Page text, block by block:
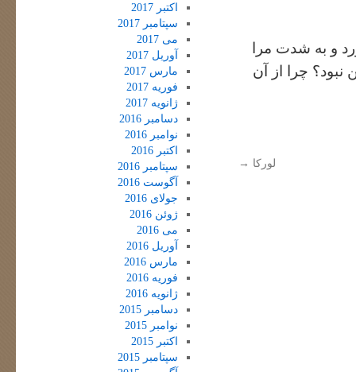
و به شدت مرا
چرا از آن
لورکا →
اکتبر 2017
سپتامبر 2017
می 2017
آوریل 2017
مارس 2017
فوریه 2017
ژانویه 2017
دسامبر 2016
نوامبر 2016
اکتبر 2016
سپتامبر 2016
آگوست 2016
جولای 2016
ژوئن 2016
می 2016
آوریل 2016
مارس 2016
فوریه 2016
ژانویه 2016
دسامبر 2015
نوامبر 2015
اکتبر 2015
سپتامبر 2015